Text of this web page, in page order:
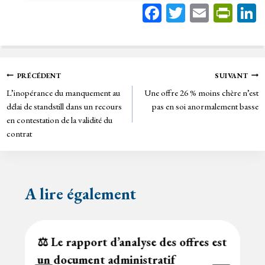
Fa
bo
T
tt
E
ail
Pr
tF
rie
n
dl
Navigation
de
l’article
PRÉCÉDENT
L’inopérance du manquement au
délai de standstill dans un recours
en contestation de la validité du
contrat
SUIVANT
Une offre 26 % moins chère n’est
pas en soi anormalement basse
A lire également
⚖️ Le rapport d’analyse des offres est
un document administratif